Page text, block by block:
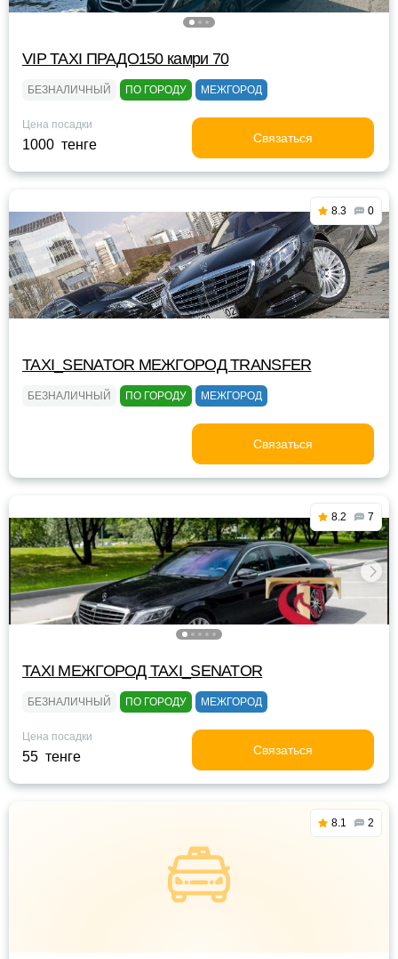
VIP TAXI ПРАДО150 камри 70
БЕЗНАЛИЧНЫЙ ПО ГОРОДУ МЕЖГОРОД
Цена посадки
1000 тенге Связаться
8.3 0
TAXI_SENATOR МЕЖГОРОД TRANSFER
БЕЗНАЛИЧНЫЙ ПО ГОРОДУ МЕЖГОРОД
Связаться
8.2 7
TAXI МЕЖГОРОД TAXI_SENATOR
БЕЗНАЛИЧНЫЙ ПО ГОРОДУ МЕЖГОРОД
Цена посадки
55 тенге Связаться
8.1 2